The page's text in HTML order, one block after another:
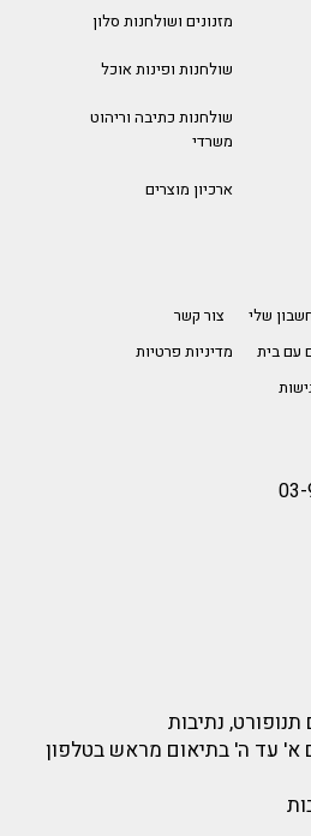
מזנונים ושולחנות סלון
שולחנות ופינות אוכל
שולחנות כתיבה וריהוט
משרדי
ארכיון מוצרים
שלי
צור קשר
עם בית
מדיניות פרטיות
נתיבות
א' עד ה' בתיאום מראש בטלפון